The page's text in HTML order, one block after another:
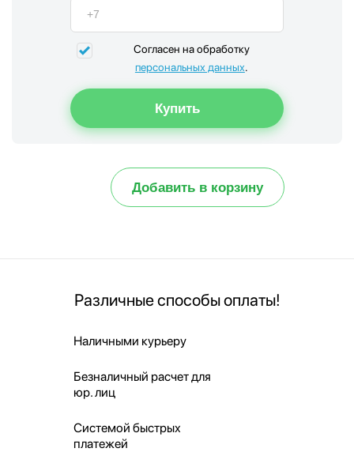
Согласен на обработку
персональных данных.
Добавить в корзину
Различные способы оплаты!
Наличными курьеру
Безналичный расчет для
юр. лиц
Системой быстрых
платежей